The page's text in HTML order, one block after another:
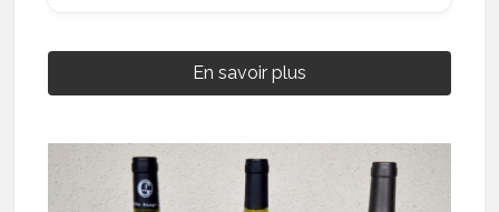
En savoir plus